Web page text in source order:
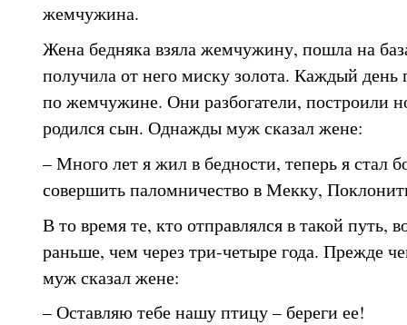
жемчужина.
Жена бедняка взяла жемчужину, пошла на
получила от него миску золота. Каждый день
по жемчужине. Они разбогатели, построили
родился сын. Однажды муж сказал жене:
– Много лет я жил в бедности, теперь я стал
совершить паломничество в Мекку,
В то время те, кто отправлялся в такой путь,
раньше, чем через три-четыре года. Прежде
муж сказал жене:
– Оставляю тебе нашу птицу – береги ее!